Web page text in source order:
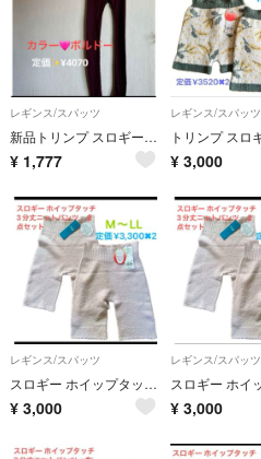
レギンス/スパッツ
新品トリンプ スロギー エバーバランス 8分丈ボトム M
¥ 1,777
レギンス/スパッツ
¥ 3,000
レギンス/スパッツ
スロギー ホイップタッチ 3分丈ニットパンツ ２点セット
¥ 3,000
レギンス/スパッツ
¥ 3,000